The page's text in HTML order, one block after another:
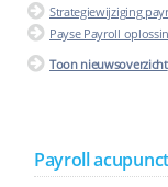
Strategiewijziging
Payse Payroll
Toon nieuwsoverzicht
Payroll